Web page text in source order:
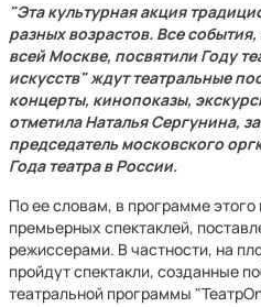
"Эта культурная акция
разных возрастов. Все
всей Москве, посвятили Году
искусств" ждут театральные
концерты, кинопоказы,
отметила Наталья Сергунина,
председатель московского
Года театра в России.
По ее словам, в программе
премьерных спектаклей,
режиссерами. В частности, на
пройдут спектакли, созданные
театральной программы